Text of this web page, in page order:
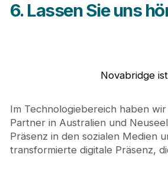
6. Lassen Sie uns
Novabridge
Im Technologiebereich haben
Partner in Australien und
Präsenz in den sozialen Medien
transformierte digitale Präsenz,